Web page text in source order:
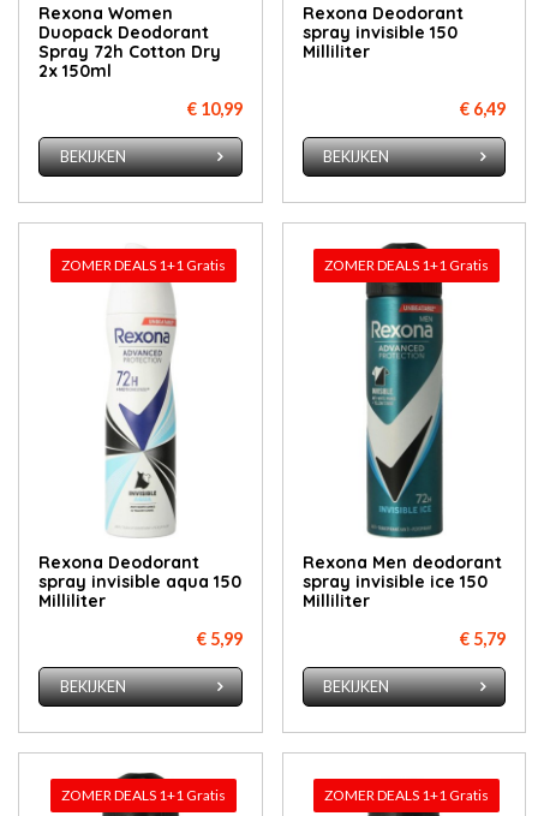
Rexona Women
Duopack Deodorant
Spray 72h Cotton Dry
2x 150ml
€ 10,99
BEKIJKEN
Rexona Deodorant
spray invisible 150
Milliliter
€ 6,49
BEKIJKEN
ZOMER DEALS 1+1 Gratis
Rexona Deodorant
spray invisible aqua 150
Milliliter
€ 5,99
BEKIJKEN
ZOMER DEALS 1+1 Gratis
Rexona Men deodorant
spray invisible ice 150
Milliliter
€ 5,79
BEKIJKEN
ZOMER DEALS 1+1 Gratis ZOMER DEALS 1+1 Gratis